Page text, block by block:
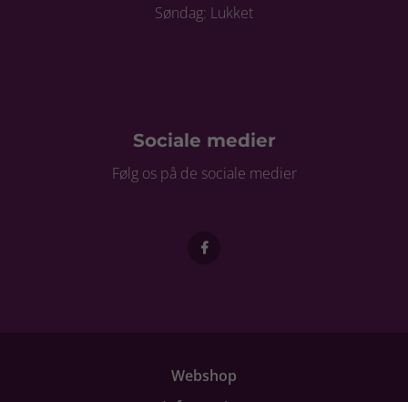
Søndag: Lukket
Sociale medier
Følg os på de sociale medier
Webshop